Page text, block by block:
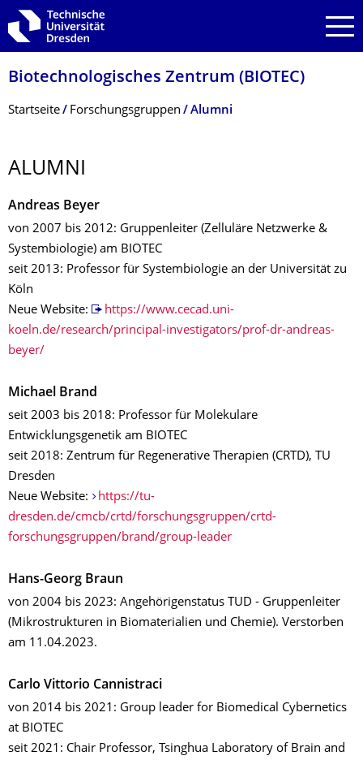
Zur Hauptnavigation springen
Zur Suche springen
Zum Inhalt springen
Biotechnologisches Zentrum (BIOTEC)
Breadcrumb-Menü
Startseite Forschungsgruppen Alumni
ALUMNI
Andreas Beyer
von 2007 bis 2012: Gruppenleiter (Zelluläre Netzwerke &
Systembiologie) am BIOTEC
seit 2013: Professor für Systembiologie an der Universität zu
Köln
Neue Website:
https://www.cecad.uni-
koeln.de/research/principal-investigators/prof-dr-andreas-
beyer/
Michael Brand
seit 2003 bis 2018: Professor für Molekulare
Entwicklungsgenetik am BIOTEC
seit 2018: Zentrum für Regenerative Therapien (CRTD), TU
Dresden
Neue Website:
https://tu-
dresden.de/cmcb/crtd/forschungsgruppen/crtd-
forschungsgruppen/brand/group-leader
Hans-Georg Braun
von 2004 bis 2023: Angehörigenstatus TUD - Gruppenleiter
(Mikrostrukturen in Biomaterialien und Chemie). Verstorben
am 11.04.2023.
Carlo Vittorio Cannistraci
von 2014 bis 2021: Group leader for Biomedical Cybernetics
at BIOTEC
seit 2021: Chair Professor, Tsinghua Laboratory of Brain and